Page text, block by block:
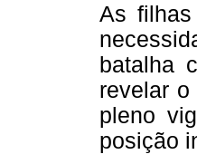
As
batalha
revelar
pleno
posição